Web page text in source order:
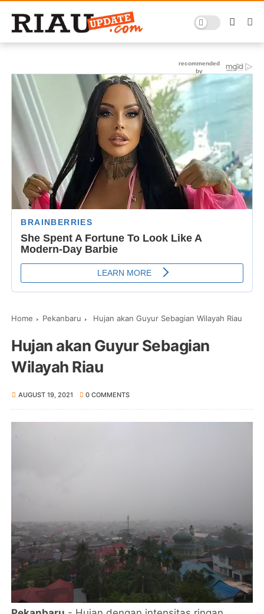
Home Pekanbaru Hujan akan Guyur Sebagian Wilayah Riau
Hujan akan Guyur Sebagian
Wilayah Riau
AUGUST 19, 2021 0 COMMENTS